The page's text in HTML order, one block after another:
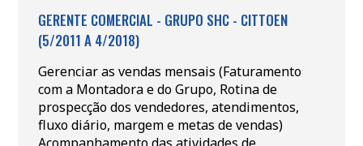
GERENTE COMERCIAL - GRUPO SHC - CITTOEN
(5/2011 A 4/2018)
Gerenciar as vendas mensais (Faturamento
com a Montadora e do Grupo, Rotina de
prospecção dos vendedores, atendimentos,
fluxo diário, margem e metas de vendas)